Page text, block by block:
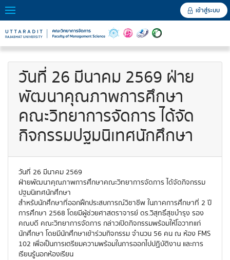
เข้าสู่ระบบ
วันที่ 26 มีนาคม 2569 ฝ่าย
พัฒนาคุณภาพการศึกษา
คณะวิทยาการจัดการ ได้จัด
กิจกรรมปฐมนิเทศนักศึกษา
วันที่ 26 มีนาคม 2569
ฝ่ายพัฒนาคุณภาพการศึกษาคณะวิทยาการจัดการ ได้จัดกิจกรรม
ปฐมนิเทศนักศึกษา
สำหรับนักศึกษาที่ออกฝึกประสบการณ์วิชาชีพ ในภาคการศึกษาที่ 2 ปี
การศึกษา 2568 โดยมีผู้ช่วยศาสตราจารย์ ดร.วิสุทธิ์สุขบำรุง รอง
คณบดี คณะวิทยาการจัดการ กล่าวเปิดกิจกรรมพร้อมให้โอวาทแก่
นักศึกษา โดยมีนักศึกษาเข้าร่วมกิจกรรม จำนวน 56 คน ณ ห้อง FMS
102 เพื่อเป็นการเตรียมความพร้อมในการออกไปปฏิบัติงาน และการ
เรียนรู้นอกห้องเรียน